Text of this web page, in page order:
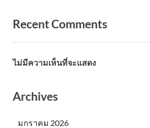
Recent Comments
ไม่มีความเห็นที่จะแสดง
Archives
มกราคม 2026